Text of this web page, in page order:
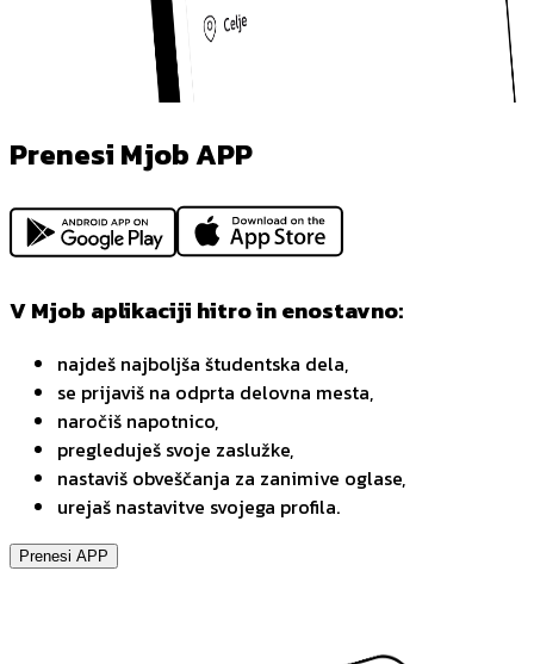
Prenesi Mjob APP
V Mjob aplikaciji hitro in enostavno:
najdeš najboljša študentska dela,
se prijaviš na odprta delovna mesta,
naročiš napotnico,
pregleduješ svoje zaslužke,
nastaviš obveščanja za zanimive oglase,
urejaš nastavitve svojega profila.
Prenesi APP